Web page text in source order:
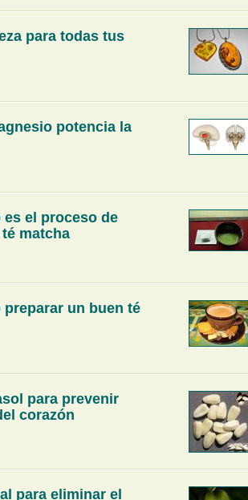
para todas tus
potencia la
el proceso de
matcha
un buen té
para prevenir
corazón
para eliminar el